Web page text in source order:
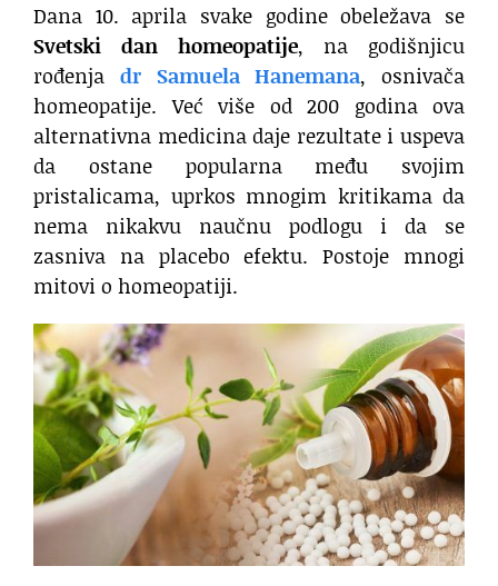
Dana 10. aprila svake godine obeležava se
Svetski dan homeopatije, na godišnjicu
rođenja dr Samuela Hanemana, osnivača
homeopatije. Već više od 200 godina ova
alternativna medicina daje rezultate i uspeva
da ostane popularna među svojim
pristalicama, uprkos mnogim kritikama da
nema nikakvu naučnu podlogu i da se
zasniva na placebo efektu. Postoje mnogi
mitovi o homeopatiji.